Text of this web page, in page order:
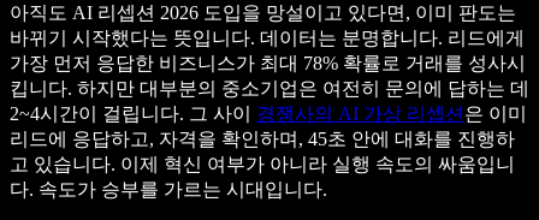
아직도 AI 리셉션 2026 도입을 망설이고 있다면, 이미 판도는
바뀌기 시작했다는 뜻입니다. 데이터는 분명합니다. 리드에게
가장 먼저 응답한 비즈니스가 최대 78% 확률로 거래를 성사시
킵니다. 하지만 대부분의 중소기업은 여전히 문의에 답하는 데
2~4시간이 걸립니다. 그 사이 경쟁사의 AI 가상 리셉션 은 이미
리드에 응답하고, 자격을 확인하며, 45초 안에 대화를 진행하
고 있습니다. 이제 혁신 여부가 아니라 실행 속도의 싸움입니
다. 속도가 승부를 가르는 시대입니다.